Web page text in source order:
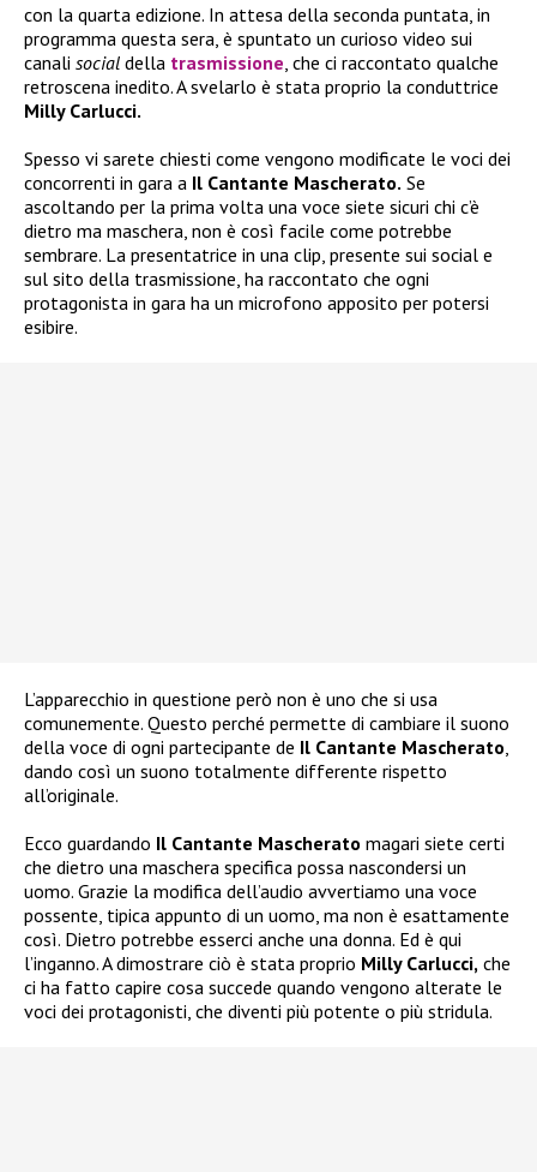
con la quarta edizione. In attesa della seconda puntata, in
programma questa sera, è spuntato un curioso video sui
canali social della trasmissione, che ci raccontato qualche
retroscena inedito. A svelarlo è stata proprio la conduttrice
Milly Carlucci.
Spesso vi sarete chiesti come vengono modificate le voci dei
concorrenti in gara a Il Cantante Mascherato. Se
ascoltando per la prima volta una voce siete sicuri chi c’è
dietro ma maschera, non è così facile come potrebbe
sembrare. La presentatrice in una clip, presente sui social e
sul sito della trasmissione, ha raccontato che ogni
protagonista in gara ha un microfono apposito per potersi
esibire.
L’apparecchio in questione però non è uno che si usa
comunemente. Questo perché permette di cambiare il suono
della voce di ogni partecipante de Il Cantante Mascherato,
dando così un suono totalmente differente rispetto
all’originale.
Ecco guardando Il Cantante Mascherato magari siete certi
che dietro una maschera specifica possa nascondersi un
uomo. Grazie la modifica dell’audio avvertiamo una voce
possente, tipica appunto di un uomo, ma non è esattamente
così. Dietro potrebbe esserci anche una donna. Ed è qui
l’inganno. A dimostrare ciò è stata proprio Milly Carlucci, che
ci ha fatto capire cosa succede quando vengono alterate le
voci dei protagonisti, che diventi più potente o più stridula.